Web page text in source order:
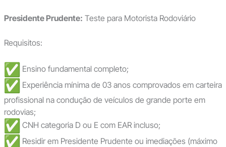
Presidente Prudente: Teste para Motorista Rodoviário
Requisitos:
Ensino fundamental completo;
Experiência mínima de 03 anos comprovados em carteira
profissional na condução de veículos de grande porte em
rodovias;
CNH categoria D ou E com EAR incluso;
Residir em Presidente Prudente ou imediações (máximo